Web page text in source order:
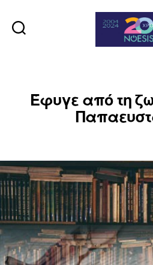
Έφυγε από τη